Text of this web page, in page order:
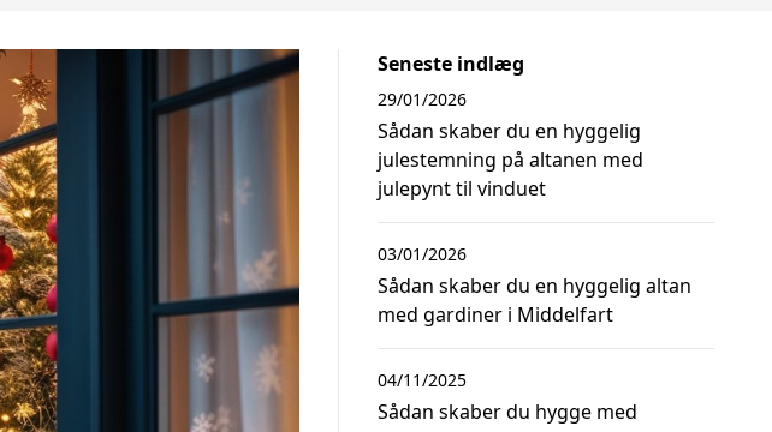
Seneste indlæg
Sådan skaber du en hyggelig
julestemning på altanen med
julepynt til vinduet
29/01/2026
Sådan skaber du en hyggelig altan
med gardiner i Middelfart
03/01/2026
Sådan skaber du hygge med
04/11/2025